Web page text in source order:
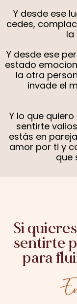
Y desde ese
cedes,
la
Y desde ese
estado
la otra
invade el
Y lo que
sentirte
estás en
amor por ti y
que
Si
sentirte
para